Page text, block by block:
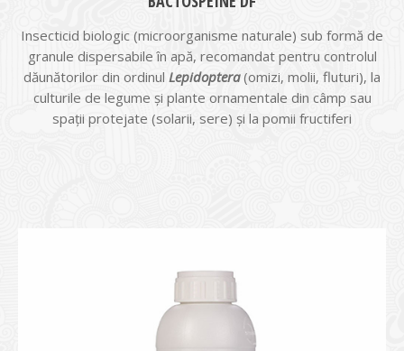
Insecticid biologic (microorganisme naturale) sub formă de
granule dispersabile în apă, recomandat pentru controlul
dăunătorilor din ordinul Lepidoptera(omizi, molii, fluturi), la
culturile de legume și plante ornamentale din câmp sau
spații protejate (solarii, sere) și la pomii fructiferi